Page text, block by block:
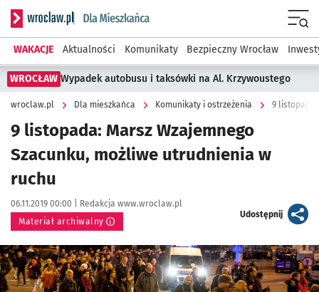
Serwis informacyjny wroclaw.pl podserwis: Dla mieszkańca
WAKACJE Aktualności Komunikaty Bezpieczny Wrocław
WROCŁAW Wypadek autobusu i taksówki na Al. Krzywoustego
wroclaw.pl Dla mieszkańca Komunikaty i ostrzeżenia 9 listopada:
9 listopada: Marsz Wzajemnego
Szacunku, możliwe utrudnienia w
ruchu
Data publikacji:
06.11.2019 00:00 | Autor:
Redakcja www.wroclaw.pl
Materiał archiwalny
Udostępnijartykuł
Kliknij, aby powiększyć